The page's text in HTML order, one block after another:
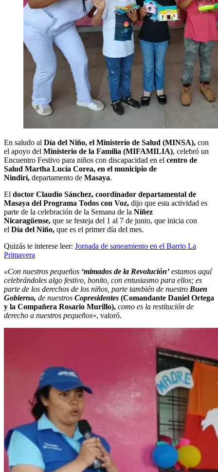
En saludo al Día del Niño, el Ministerio de Salud (MINSA), con
el apoyo del Ministerio de la Familia (MIFAMILIA), celebró un
Encuentro Festivo para niños con discapacidad en el centro de
Salud Martha Lucía Corea, en el municipio de
Nindirí, departamento de Masaya.
El doctor Claudio Sánchez, coordinador departamental de
Masaya del Programa Todos con Voz, dijo que esta actividad es
parte de la celebración de la Semana de la Niñez
Nicaragüense, que se festeja del 1 al 7 de junio, que inicia con
el Día del Niño, que es el primer día del mes.
Quizás te interese leer: Jornada de saneamiento en el Barrio La
Primavera
«Con nuestros pequeños ‘mimados de la Revolución’ estamos aquí
celebrándoles algo festivo, bonito, con entusiasmo para ellos; es
parte de los derechos de los niños, parte también de nuestro Buen
Gobierno, de nuestros Copresidentes (Comandante Daniel Ortega
y la Compañera Rosario Murillo), como es la restitución de
derecho a nuestros pequeños«, valoró.